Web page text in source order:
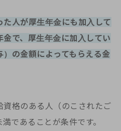
た人が厚生年金にも加入して
で、厚生年金に加入してい
の金額によってもらえる金
資格のある人（のこされたご
であることが条件です。